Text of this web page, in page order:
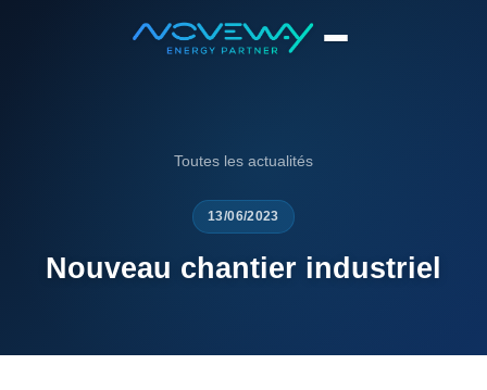
Toutes les actualités
13/06/2023
Nouveau chantier industriel